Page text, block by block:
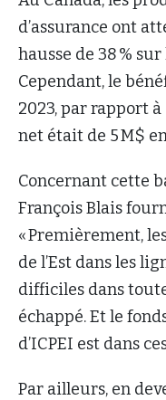
d’assurance ont
hausse de 38 %
Cependant, le
2023, par rapport à
net était de 5 M$
Concernant cette
François Blais
« Premièrement,
de l’Est dans les
difficiles dans
échappé. Et le
d’ICPEI est dans
Par ailleurs, en